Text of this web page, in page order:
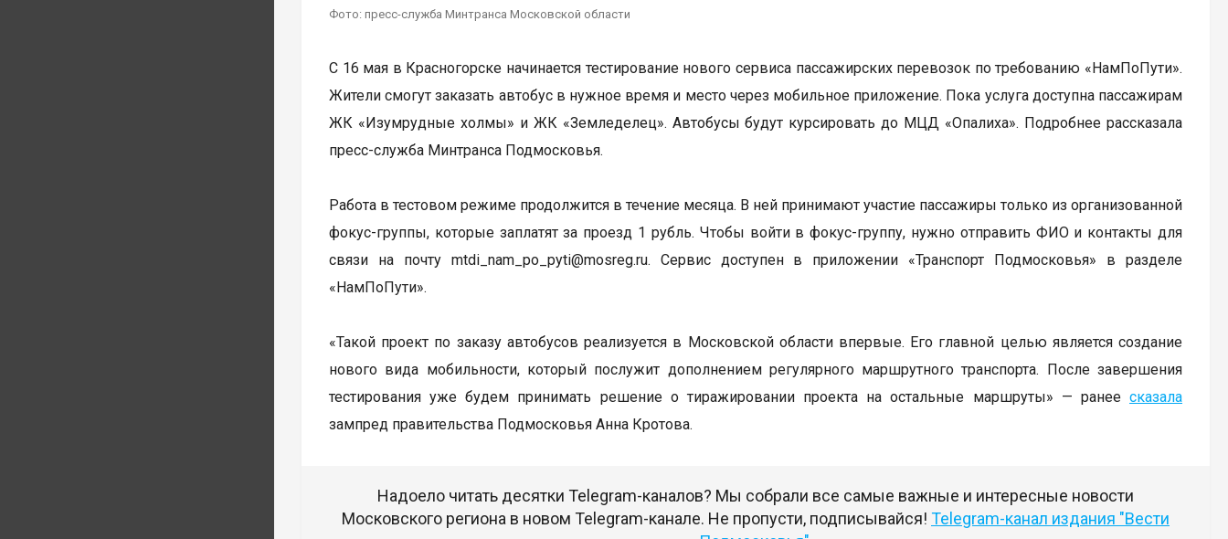
Фото: пресс-служба Минтранса Московской области
С 16 мая в Красногорске начинается тестирование нового сервиса пассажирских перевозок по требованию «НамПоПути».
Жители смогут заказать автобус в нужное время и место через мобильное приложение. Пока услуга доступна пассажирам
ЖК «Изумрудные холмы» и ЖК «Земледелец». Автобусы будут курсировать до МЦД «Опалиха». Подробнее рассказала
пресс-служба Минтранса Подмосковья.
Работа в тестовом режиме продолжится в течение месяца. В ней принимают участие пассажиры только из организованной
фокус-группы, которые заплатят за проезд 1 рубль. Чтобы войти в фокус-группу, нужно отправить ФИО и контакты для
связи на почту mtdi_nam_po_pyti@mosreg.ru. Сервис доступен в приложении «Транспорт Подмосковья» в разделе
«НамПоПути».
«Такой проект по заказу автобусов реализуется в Московской области впервые. Его главной целью является создание
нового вида мобильности, который послужит дополнением регулярного маршрутного транспорта. После завершения
тестирования уже будем принимать решение о тиражировании проекта на остальные маршруты» — ранее сказала
зампред правительства Подмосковья Анна Кротова.
Надоело читать десятки Telegram-каналов? Мы собрали все самые важные и интересные новости
Московского региона в новом Telegram-канале. Не пропусти, подписывайся! Telegram-канал издания "Вести